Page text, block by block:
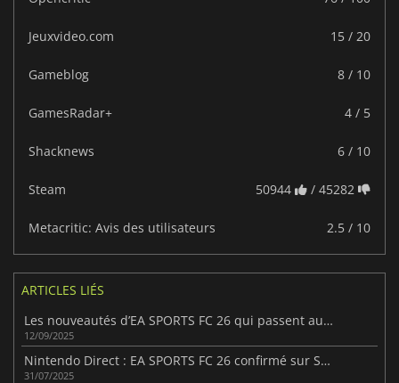
Jeuxvideo.com 15 / 20
Gameblog 8 / 10
GamesRadar+ 4 / 5
Shacknews 6 / 10
Steam 50944 / 45282
Metacritic: Avis des utilisateurs 2.5 / 10
ARTICLES LIÉS
Les nouveautés d’EA SPORTS FC 26 qui passent au niveau supérieur
12/09/2025
Nintendo Direct : EA SPORTS FC 26 confirmé sur Switch 2
31/07/2025